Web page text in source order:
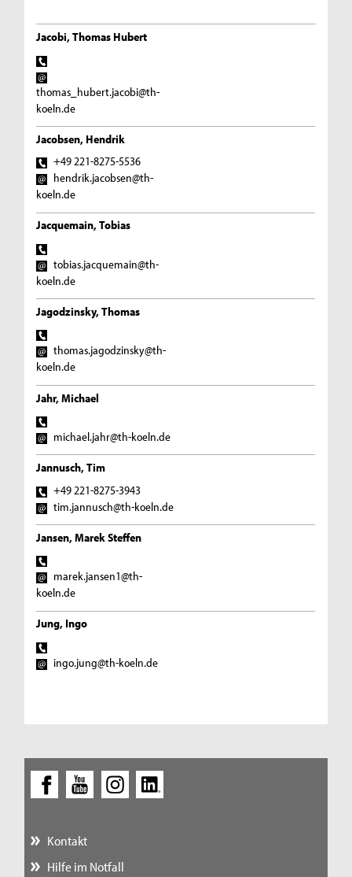
Jacobi, Thomas Hubert
thomas_hubert.jacobi@th-
koeln.de
Jacobsen, Hendrik
+49 221-8275-5536
hendrik.jacobsen@th-
koeln.de
Jacquemain, Tobias
tobias.jacquemain@th-
koeln.de
Jagodzinsky, Thomas
thomas.jagodzinsky@th-
koeln.de
Jahr, Michael
michael.jahr@th-koeln.de
Jannusch, Tim
+49 221-8275-3943
tim.jannusch@th-koeln.de
Jansen, Marek Steffen
marek.jansen1@th-
koeln.de
Jung, Ingo
ingo.jung@th-koeln.de
Kontakt
Hilfe im Notfall